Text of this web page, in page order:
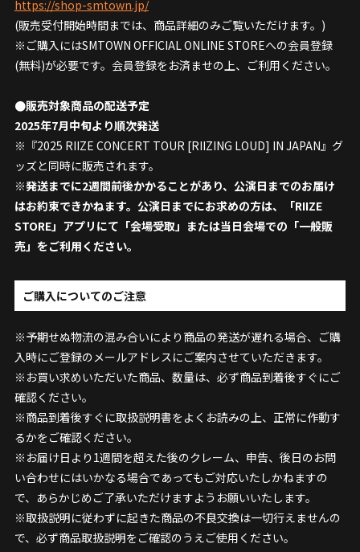
https://shop-smtown.jp/
(販売受付開始時間までは、商品詳細のみご覧いただけます。)
※ご購入にはSMTOWN OFFICIAL ONLINE STOREへの会員登録
(無料)が必要です。会員登録をお済ませの上、ご利用ください。
●販売対象商品の配送予定
2025年7月中旬より順次発送
※『2025 RIIZE CONCERT TOUR [RIIZING LOUD] IN JAPAN』グ
ッズと同時に販売されます。
※発送までに2週間前後かかることがあり、公演日までのお届け
はお約束できかねます。公演日までにお求めの方は、「RIIZE
STORE」アプリにて「会場受取」または当日会場での「一般販
売」をご利用ください。
ご購入についてのご注意
※予期せぬ物流の混み合いにより商品の発送が遅れる場合、ご購
入時にご登録のメールアドレスにご案内させていただきます。
※お買い求めいただいた商品、数量は、必ず商品到着後すぐにご
確認ください。
※商品到着後すぐに取扱説明書をよくお読みの上、正常に作動す
るかをご確認ください。
※お届け日より1週間を超えた後のクレーム、申告、後日のお問
い合わせにはいかなる場合であってもご対応いたしかねますの
で、あらかじめご了承いただけますようお願いいたします。
※取扱説明に従わずに起きた商品の不良交換は一切行えませんの
で、必ず商品取扱説明をご確認のうえご使用ください。